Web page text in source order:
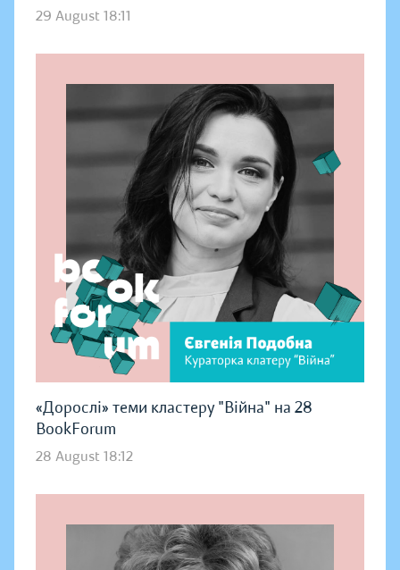
29 August 18:11
«Дорослі» теми кластеру "Війна" на 28
BookForum
28 August 18:12